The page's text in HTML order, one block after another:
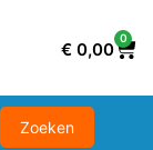
€ 0,00
0